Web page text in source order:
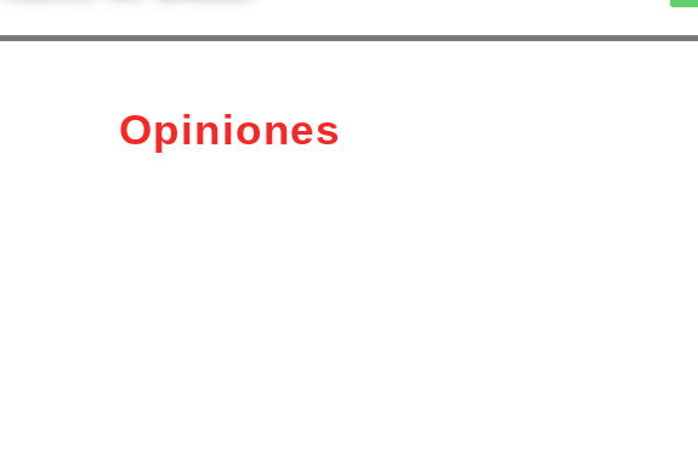
Opiniones